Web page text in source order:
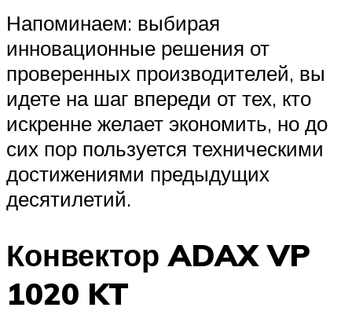
Напоминаем: выбирая
инновационные решения от
проверенных производителей, вы
идете на шаг впереди от тех, кто
искренне желает экономить, но до
сих пор пользуется техническими
достижениями предыдущих
десятилетий.
Конвектор ADAX VP
1020 KT